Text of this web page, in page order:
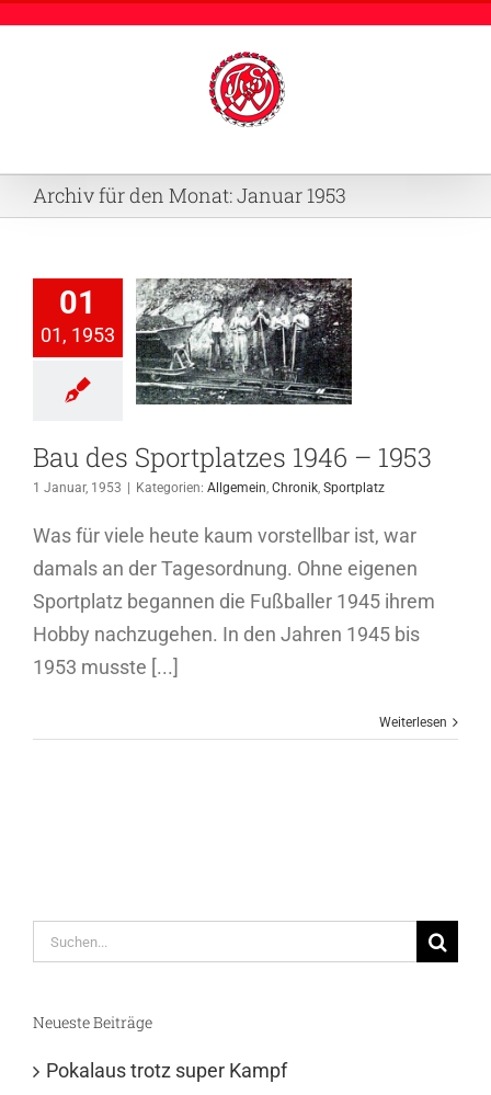
Archiv für den Monat:Januar 1953
01
01, 1953
des
1946
Chronik
Bau des Sportplatzes 1946 – 1953
1 Januar, 1953 Kategorien: Allgemein, Chronik, Sportplatz
Was für viele heute kaum vorstellbar ist, war
damals an der Tagesordnung. Ohne eigenen
Sportplatz begannen die Fußballer 1945 ihrem
Hobby nachzugehen. In den Jahren 1945 bis
1953 musste [...]
Weiterlesen
Suche
nach:
Neueste Beiträge
Pokalaus trotz super Kampf